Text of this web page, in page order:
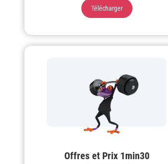
Télécharger
Offres et Prix 1min30